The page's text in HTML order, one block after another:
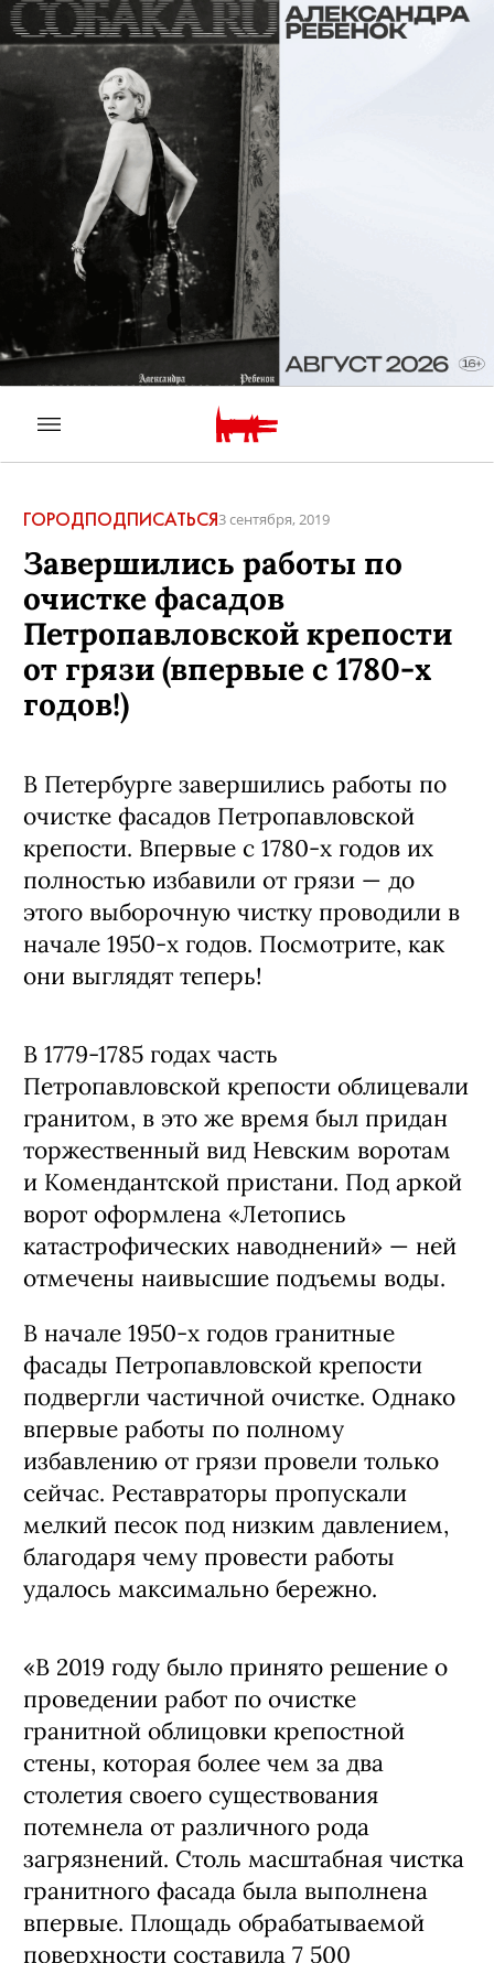
ГОРОДПОДПИСАТЬСЯ3 сентября, 2019
Завершились работы по
очистке фасадов
Петропавловской крепости
от грязи (впервые с 1780-х
годов!)
В Петербурге завершились работы по
очистке фасадов Петропавловской
крепости. Впервые с 1780-х годов их
полностью избавили от грязи — до
этого выборочную чистку проводили в
начале 1950-х годов. Посмотрите, как
они выглядят теперь!
В 1779-1785 годах часть
Петропавловской крепости облицевали
гранитом, в это же время был придан
торжественный вид Невским воротам
и Комендантской пристани. Под аркой
ворот оформлена «Летопись
катастрофических наводнений» — ней
отмечены наивысшие подъемы воды.
В начале 1950-х годов гранитные
фасады Петропавловской крепости
подвергли частичной очистке. Однако
впервые работы по полному
избавлению от грязи провели только
сейчас. Реставраторы пропускали
мелкий песок под низким давлением,
благодаря чему провести работы
удалось максимально бережно.
«В 2019 году было принято решение о
проведении работ по очистке
гранитной облицовки крепостной
стены, которая более чем за два
столетия своего существования
потемнела от различного рода
загрязнений. Столь масштабная чистка
гранитного фасада была выполнена
впервые. Площадь обрабатываемой
поверхности составила 7 500